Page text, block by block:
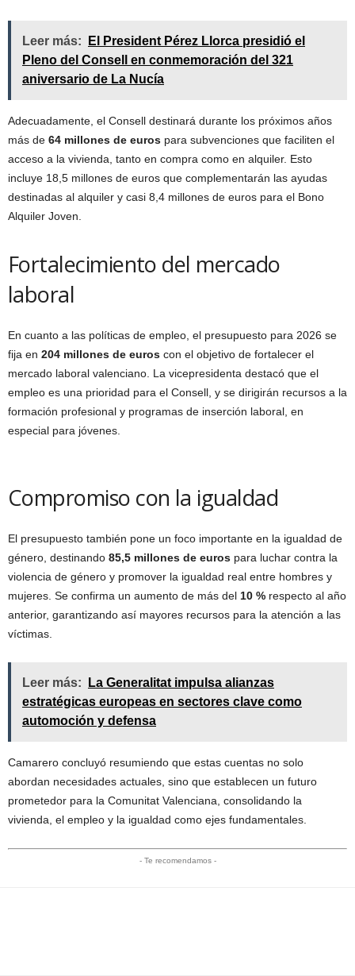
Leer más:
El President Pérez Llorca presidió el
Pleno del Consell en conmemoración del 321
aniversario de La Nucía
Adecuadamente, el Consell destinará durante los próximos años
más de 64 millones de euros para subvenciones que faciliten el
acceso a la vivienda, tanto en compra como en alquiler. Esto
incluye 18,5 millones de euros que complementarán las ayudas
destinadas al alquiler y casi 8,4 millones de euros para el Bono
Alquiler Joven.
Fortalecimiento del mercado
laboral
En cuanto a las políticas de empleo, el presupuesto para 2026 se
fija en 204 millones de euros con el objetivo de fortalecer el
mercado laboral valenciano. La vicepresidenta destacó que el
empleo es una prioridad para el Consell, y se dirigirán recursos a la
formación profesional y programas de inserción laboral, en
especial para jóvenes.
Compromiso con la igualdad
El presupuesto también pone un foco importante en la igualdad de
género, destinando 85,5 millones de euros para luchar contra la
violencia de género y promover la igualdad real entre hombres y
mujeres. Se confirma un aumento de más del 10 % respecto al año
anterior, garantizando así mayores recursos para la atención a las
víctimas.
Leer más:
La Generalitat impulsa alianzas
estratégicas europeas en sectores clave como
automoción y defensa
Camarero concluyó resumiendo que estas cuentas no solo
abordan necesidades actuales, sino que establecen un futuro
prometedor para la Comunitat Valenciana, consolidando la
vivienda, el empleo y la igualdad como ejes fundamentales.
- Te recomendamos -